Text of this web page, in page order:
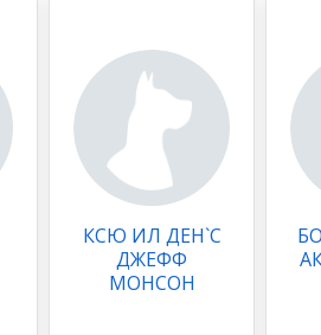
КСЮ ИЛ ДЕН`С
ДЖЕФФ
МОНСОН